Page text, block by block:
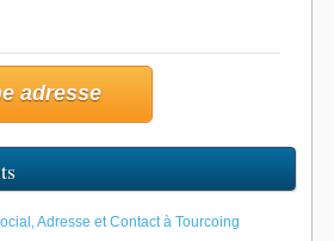
adresse
Adresse et Contact à Tourcoing